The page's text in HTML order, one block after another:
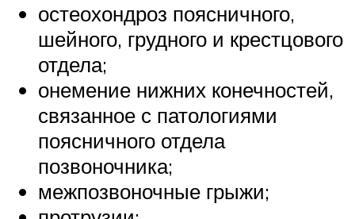
остеохондроз поясничного,
шейного, грудного и крестцового
отдела;
онемение нижних конечностей,
связанное с патологиями
поясничного отдела
позвоночника;
межпозвоночные грыжи;